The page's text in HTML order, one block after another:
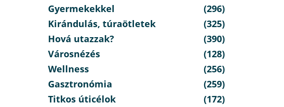
Gyermekekkel
(296)
Kirándulás, túraötletek
(325)
Hová utazzak?
(390)
Városnézés
(128)
Wellness
(256)
Gasztronómia
(259)
Titkos úticélok
(172)